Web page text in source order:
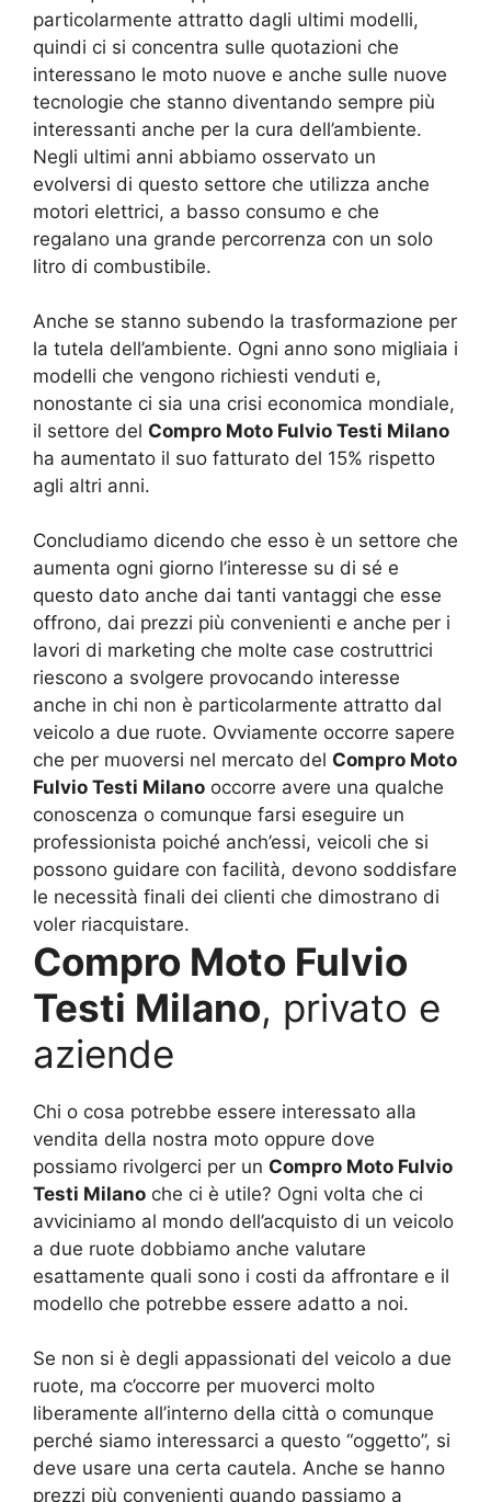
particolarmente attratto dagli ultimi modelli,
quindi ci si concentra sulle quotazioni che
interessano le moto nuove e anche sulle nuove
tecnologie che stanno diventando sempre più
interessanti anche per la cura dell’ambiente.
Negli ultimi anni abbiamo osservato un
evolversi di questo settore che utilizza anche
motori elettrici, a basso consumo e che
regalano una grande percorrenza con un solo
litro di combustibile.
Anche se stanno subendo la trasformazione per
la tutela dell’ambiente. Ogni anno sono migliaia i
modelli che vengono richiesti venduti e,
nonostante ci sia una crisi economica mondiale,
il settore del Compro Moto Fulvio Testi Milano
ha aumentato il suo fatturato del 15% rispetto
agli altri anni.
Concludiamo dicendo che esso è un settore che
aumenta ogni giorno l’interesse su di sé e
questo dato anche dai tanti vantaggi che esse
offrono, dai prezzi più convenienti e anche per i
lavori di marketing che molte case costruttrici
riescono a svolgere provocando interesse
anche in chi non è particolarmente attratto dal
veicolo a due ruote. Ovviamente occorre sapere
che per muoversi nel mercato del Compro Moto
Fulvio Testi Milano occorre avere una qualche
conoscenza o comunque farsi eseguire un
professionista poiché anch’essi, veicoli che si
possono guidare con facilità, devono soddisfare
le necessità finali dei clienti che dimostrano di
voler riacquistare.
Compro Moto Fulvio
Testi Milano, privato e
aziende
Chi o cosa potrebbe essere interessato alla
vendita della nostra moto oppure dove
possiamo rivolgerci per un Compro Moto Fulvio
Testi Milano che ci è utile? Ogni volta che ci
avviciniamo al mondo dell’acquisto di un veicolo
a due ruote dobbiamo anche valutare
esattamente quali sono i costi da affrontare e il
modello che potrebbe essere adatto a noi.
Se non si è degli appassionati del veicolo a due
ruote, ma c’occorre per muoverci molto
liberamente all’interno della città o comunque
perché siamo interessarci a questo “oggetto”, si
deve usare una certa cautela. Anche se hanno
prezzi più convenienti quando passiamo a